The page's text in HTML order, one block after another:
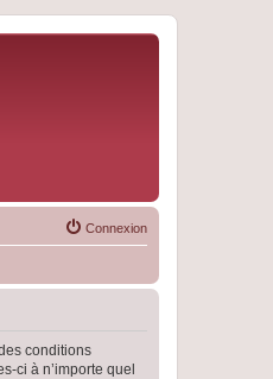
Connexion
conditions
ci à n’importe quel